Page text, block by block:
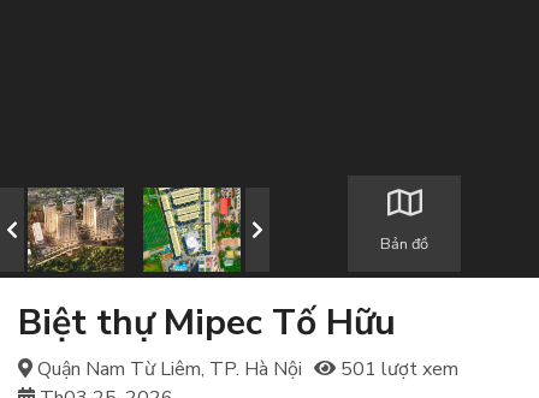
Bản đồ
Biệt thự Mipec Tố Hữu
Quận Nam Từ Liêm, TP. Hà Nội
501 lượt xem